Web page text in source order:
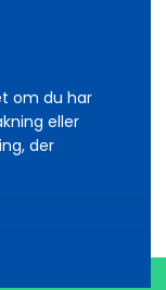
om du har
eller
der